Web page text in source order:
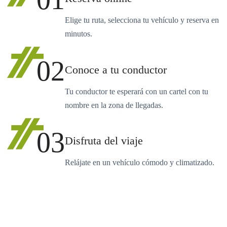
Elige tu ruta, selecciona tu vehículo y reserva en
minutos.
02Conoce a tu conductor
Tu conductor te esperará con un cartel con tu
nombre en la zona de llegadas.
03Disfruta del viaje
Relájate en un vehículo cómodo y climatizado.